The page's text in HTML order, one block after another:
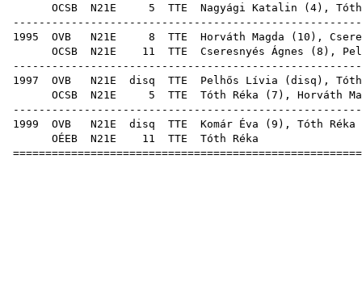
OCSB N21E 5 TTE Nagyági Katalin ( 4),
1995 OVB N21E 8 TTE Horváth Magda ( 10 ),
OCSB N21E 11 TTE Cseresnyés Ágnes ( 8 ),
1997 OVB N21E disq TTE Pelhős Lívia ( disq ),
OCSB N21E 5 TTE Tóth Réka ( 7 ), Horváth
1999 OVB N21E disq TTE Komár Éva ( 9 ), Tóth Réka
OÉEB N21E 11 TTE